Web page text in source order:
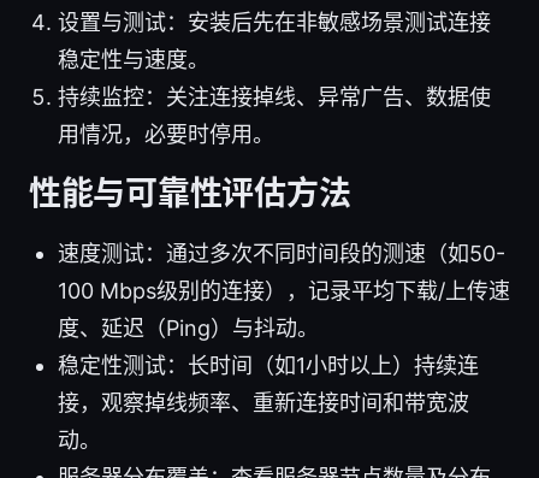
设置与测试：安装后先在非敏感场景测试连接
稳定性与速度。
持续监控：关注连接掉线、异常广告、数据使
用情况，必要时停用。
性能与可靠性评估方法
速度测试：通过多次不同时间段的测速（如50-
100 Mbps级别的连接），记录平均下载/上传速
度、延迟（Ping）与抖动。
稳定性测试：长时间（如1小时以上）持续连
接，观察掉线频率、重新连接时间和带宽波
动。